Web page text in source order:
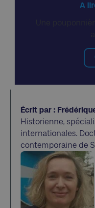
A
Écrit par :
Historienne,
internationales.
contemporaine de